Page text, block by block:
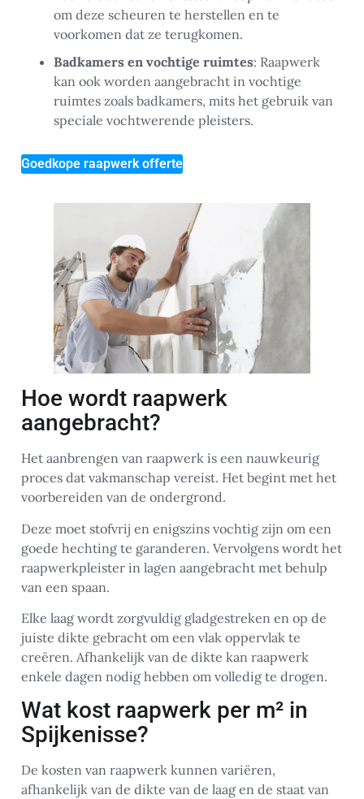
om deze scheuren te herstellen en te
voorkomen dat ze terugkomen.
Badkamers en vochtige ruimtes: Raapwerk
kan ook worden aangebracht in vochtige
ruimtes zoals badkamers, mits het gebruik van
speciale vochtwerende pleisters.
Goedkope raapwerk offerte
Hoe wordt raapwerk
aangebracht?
Het aanbrengen van raapwerk is een nauwkeurig
proces dat vakmanschap vereist. Het begint met het
voorbereiden van de ondergrond.
Deze moet stofvrij en enigszins vochtig zijn om een
goede hechting te garanderen. Vervolgens wordt het
raapwerkpleister in lagen aangebracht met behulp
van een spaan.
Elke laag wordt zorgvuldig gladgestreken en op de
juiste dikte gebracht om een vlak oppervlak te
creëren. Afhankelijk van de dikte kan raapwerk
enkele dagen nodig hebben om volledig te drogen.
Wat kost raapwerk per m² in
Spijkenisse?
De kosten van raapwerk kunnen variëren,
afhankelijk van de dikte van de laag en de staat van